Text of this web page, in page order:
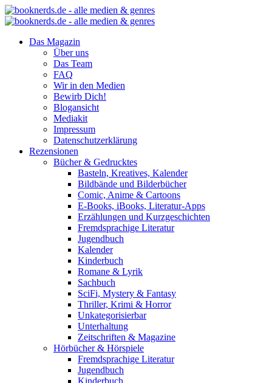
Das Magazin
Über uns
Das Team
FAQ
Wir in den Medien
Bewirb Dich!
Blogansicht
Mediakit
Impressum
Datenschutzerklärung
Rezensionen
Bücher & Gedrucktes
Basteln, Kreatives, Kalender
Bildbände und Bilderbücher
Comic, Anime & Cartoons
E-Books, iBooks, Literatur-Apps
Erzählungen und Kurzgeschichten
Fremdsprachige Literatur
Jugendbuch
Kalender
Kinderbuch
Romane & Lyrik
Sachbuch
SciFi, Mystery & Fantasy
Thriller, Krimi & Horror
Unkategorisierbar
Unterhaltung
Zeitschriften & Magazine
Hörbücher & Hörspiele
Fremdsprachige Literatur
Jugendbuch
Kinderbuch